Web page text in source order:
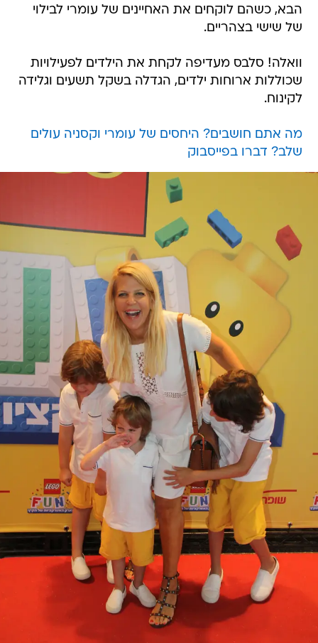
הבא, כשהם לוקחים את האחיינים של עומרי לבילוי
של שישי בצהריים.
וואלה! סלבס מעדיפה לקחת את הילדים לפעילויות
שכוללות ארוחות ילדים, הגדלה בשקל תשעים וגלידה
לקינוח.
מה אתם חושבים? היחסים של עומרי וקסניה עולים
שלב? דברו בפייסבוק